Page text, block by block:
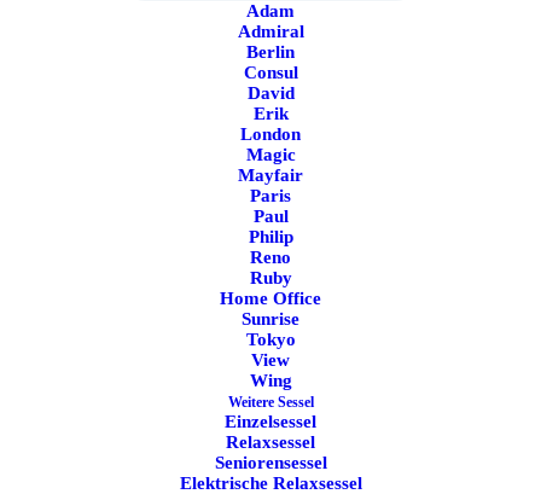
Adam
Admiral
Berlin
Consul
David
Erik
London
Magic
Mayfair
Paris
Paul
Philip
Reno
Ruby
Home Office
Sunrise
Tokyo
View
Wing
Weitere Sessel
Einzelsessel
Relaxsessel
Seniorensessel
Elektrische Relaxsessel